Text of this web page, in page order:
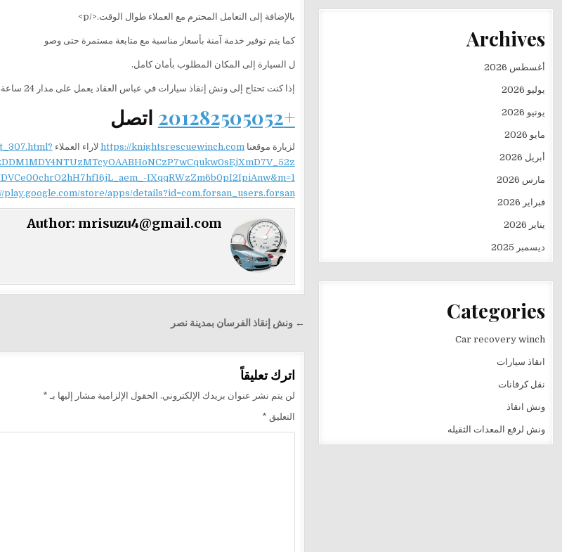
بالإضافة إلى التعامل المحترم مع العملاء طوال الوقت.</p>
كما يتم توفير خدمة آمنة بأسعار مناسبة مع متابعة مستمرة حتى وصو
ل السيارة إلى المكان المطلوب بأمان كامل.
إذا كنت تحتاج إلى ونش إنقاذ سيارات في عباس العقاد يعمل على مدار 24 ساعة،
+201282505052 اتصل
لزيارة موقعناhttps://knightsrescuewinch.com لاراء العملاء
IXqqRWzZm6b0pI2IpiAnw&m=1
play.google.com/store/apps/details?id=com.forsan_users.forsan
Author: mrisuzu4@gmail.com
تصفّح
← ونش إنقاذ الفرسان بمدينة نصر
اترك تعليقاً
لن يتم نشر عنوان بريدك الإلكتروني. الحقول الإلزامية مشار إليها بـ *
التعليق *
Archives
أغسطس 2026
يوليو 2026
يونيو 2026
مايو 2026
أبريل 2026
مارس 2026
فبراير 2026
يناير 2026
ديسمبر 2025
Categories
Car recovery winch
انقاذ سيارات
نقل كرفانات
ونش انقاذ
ونش لرفع المعدات الثقيله